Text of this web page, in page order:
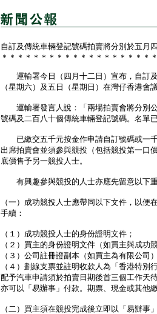
自訂及傳統車輛登記號碼拍賣將分別於五月
＊＊＊＊＊＊＊＊＊＊＊＊＊＊＊＊＊＊＊
運輸署今日（四月十二日）宣布，自訂及
（星期六）及五日（星期日）在灣仔香港會
運輸署發言人說：「兩場拍賣會將分別
號碼及二百八十個傳統車輛登記號碼。名單
已繳交五千元按金作申請自訂號碼或一
出席拍賣會並須參與競投（包括競投第一口
底價售予另一競投人士。
有興趣參與競投的人士亦應先留意以下重
（一）成功競投人士應帶同以下文件，以
手續：
（１）成功競投人士的身份證明文件；
（２）買主的身份證明文件（如買主與成功
（３）公司註冊證副本（如買主為有限公司
（４）劃線支票並註明收款人為「香港特
配予汽車申請須於拍賣日期後首三個工作天
亦可以「易辦事」付款。期票、現金或其他
（二）買主須在競投完成後立即以「易辦